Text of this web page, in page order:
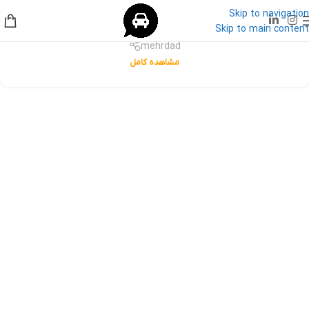
Skip to navigation
Skip to main content
ارسال شده
mehrdad
مشاهده کامل